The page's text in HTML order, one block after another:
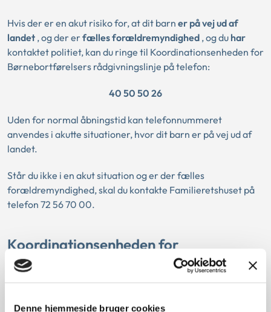
Denne hjemmeside bruger cookies
Hvis der er en akut risiko for, at dit barn er på vej ud af
landet , og der erfælles forældremyndighed , og du har
kontaktet politiet, kan du ringe til Koordinationsenheden for
Børnebortførelsers rådgivningslinje på telefon:
40 50 50 26
Uden for normal åbningstid kan telefonnummeret
anvendes i akutte situationer, hvor dit barn er på vej ud af
landet.
Står du ikke i en akut situation og er der fælles
forældremyndighed, skal du kontakte Familieretshuset på
telefon 72 56 70 00.
Koordinationsenheden for
børnebortførelser
(undtagen jule- og nytårsaften) og bliver betjent af